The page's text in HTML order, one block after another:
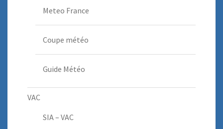
Meteo France
Coupe météo
Guide Météo
VAC
SIA – VAC